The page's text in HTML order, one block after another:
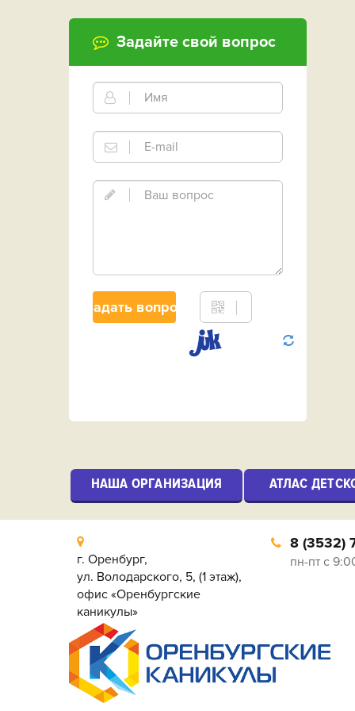
Задайте свой вопрос
НАША ОРГАНИЗАЦИЯ АТЛАС
г. Оренбург,
ул. Володарского, 5, (1 этаж),
офис «Оренбургские
каникулы»
8 (3532)
пн-пт с